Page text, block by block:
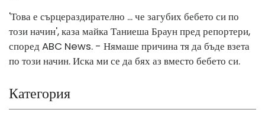
'Това е сърцераздирателно ... че загубих бебето си по
този начин', каза майка Таниеша Браун пред репортери,
според ABC News. - Нямаше причина тя да бъде взета
по този начин. Иска ми се да бях аз вместо бебето си.
Категория